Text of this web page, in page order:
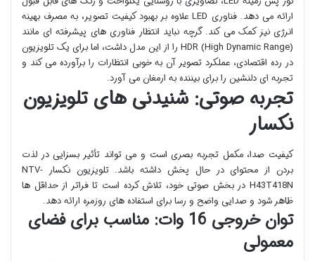
ارائه می دهد. فناوری LED علاوه بر بهبود کیفیت تصویر، به مصرف بهینه
انرژی نیز کمک می کند. گرچه نباید انتظار فناوری های پیشرفته ای مانند
HDR (High Dynamic Range) را از این مدل داشت، اما برای یک تلویزیون
در رده اقتصادی، عملکرد تصویر آن به خوبی انتظارات را برآورده می کند و
تجربه ای دلنشین را برای بیننده به ارمغان می آورد.
تجربه صوتی: شنیدنی های تلویزیون
نکسار
کیفیت صدا، مکمل تجربه بصری است و می تواند تأثیر بسزایی در لذت
بردن از محتوای در حال پخش داشته باشد. تلویزیون نکسار NTV-
H43T418N در بخش صوتی خود، تلاش کرده است تا فراتر از حداقل ها
ظاهر شود و صدایی واضح و رسا برای استفاده های روزمره ارائه دهد.
توان خروجی 16 وات: مناسب برای فضای
معمولی